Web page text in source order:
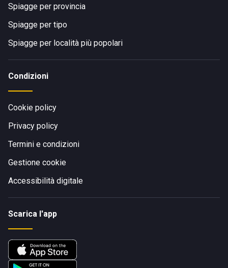
Spiagge per provincia
Spiagge per tipo
Spiagge per località più popolari
Condizioni
Cookie policy
Privacy policy
Termini e condizioni
Gestione cookie
Accessibilità digitale
Scarica l'app